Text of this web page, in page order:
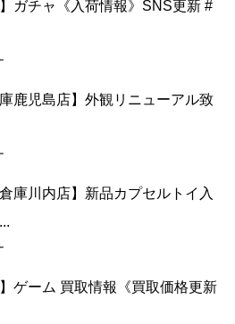
】ガチャ《入荷情報》SNS更新 #
庫鹿児島店】外観リニューアル致
倉庫川内店】新品カプセルトイ入
】ゲーム 買取情報《買取価格更新